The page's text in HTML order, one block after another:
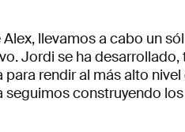
llevamos a cabo un
Jordi se ha desarrollado,
rendir al más alto nivel
seguimos construyendo los